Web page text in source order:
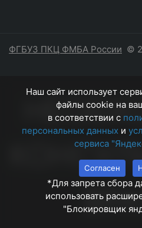
ФГБУЗ ПКЦ ФМБА России ©
Наш сайт использует
файлы cookie на
в соответствии с
персональных данных и
сервиса
Согласен
*Для запрета сбора
использовать
"Блокировщик